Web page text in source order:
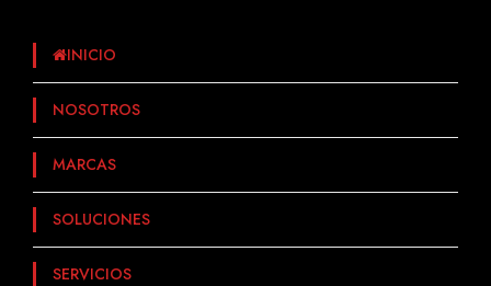
INICIO
NOSOTROS
MARCAS
SOLUCIONES
SERVICIOS